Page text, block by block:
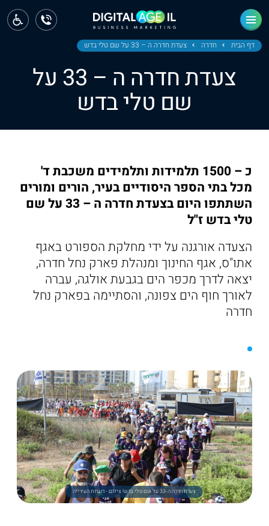
דף הבית חדרה צעדת חדרה ה – 33 על שם טלי בדש
צעדת חדרה ה – 33 על
שם טלי בדש
כ – 1500 תלמידות ותלמידים משכבת ד'
מכל בתי הספר היסודיים בעיר, הורים ומורים
השתתפו היום בצעדת חדרה ה – 33 על שם
טלי בדש ז"ל
הצעדה אורגנה על ידי מחלקת הספורט באגף
אתו"ס, אגף החינוך ומנהלת פארק נחל חדרה,
יצאה לדרך מכפר הים בגבעת אולגה, עברה
לאורך חוף הים צפונה, והסתיימה בפארק נחל
חדרה
צעדת חדרה ה-33 על שם טלי בדש! צילום - דוברות העירייה
ראשי
חדשות
מחוז צפון
מחוז חיפה
מחוז מרכז
ירושלים
תל אביב